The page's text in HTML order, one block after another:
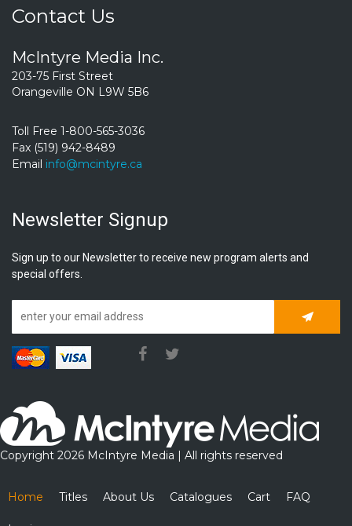
Contact Us
McIntyre Media Inc.
203-75 First Street
Orangeville ON L9W 5B6
Toll Free 1-800-565-3036
Fax (519) 942-8489
Email info@mcintyre.ca
Newsletter Signup
Sign up to our Newsletter to receive new program alerts and
special offers.
Copyright 2026 McIntyre Media | All rights reserved
Home Titles About Us Catalogues Cart FAQ